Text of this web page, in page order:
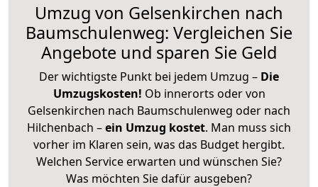
Umzug von Gelsenkirchen nach
Baumschulenweg: Vergleichen Sie
Angebote und sparen Sie Geld
Der wichtigste Punkt bei jedem Umzug – Die
Umzugskosten! Ob innerorts oder von
Gelsenkirchen nach Baumschulenweg oder nach
Hilchenbach –ein Umzug kostet. Man muss sich
vorher im Klaren sein, was das Budget hergibt.
Welchen Service erwarten und wünschen Sie?
Was möchten Sie dafür ausgeben?